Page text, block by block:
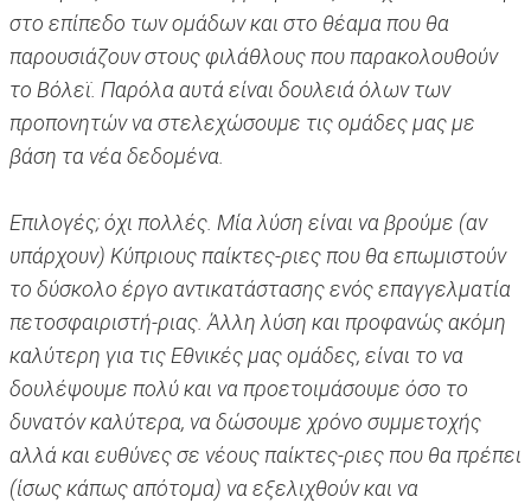
στο επίπεδο των ομάδων και στο θέαμα που θα
παρουσιάζουν στους φιλάθλους που παρακολουθούν
το Βόλεϊ. Παρόλα αυτά είναι δουλειά όλων των
προπονητών να στελεχώσουμε τις ομάδες μας με
βάση τα νέα δεδομένα.
Επιλογές; όχι πολλές. Μία λύση είναι να βρούμε (αν
υπάρχουν) Κύπριους παίκτες-ριες που θα επωμιστούν
το δύσκολο έργο αντικατάστασης ενός επαγγελματία
πετοσφαιριστή-ριας. Άλλη λύση και προφανώς ακόμη
καλύτερη για τις Εθνικές μας ομάδες, είναι το να
δουλέψουμε πολύ και να προετοιμάσουμε όσο το
δυνατόν καλύτερα, να δώσουμε χρόνο συμμετοχής
αλλά και ευθύνες σε νέους παίκτες-ριες που θα πρέπει
(ίσως κάπως απότομα) να εξελιχθούν και να